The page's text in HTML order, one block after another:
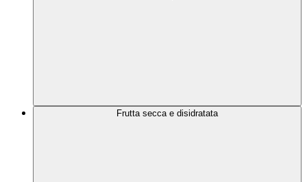
Frutta secca e disidratata